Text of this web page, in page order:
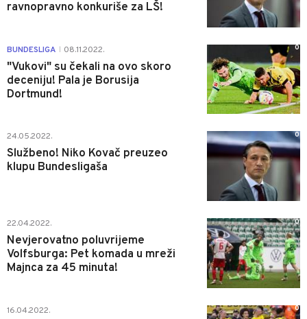
ravnopravno konkuriše za LŠ!
BUNDESLIGA 08.11.2022.
"Vukovi" su čekali na ovo skoro
deceniju! Pala je Borusija
Dortmund!
0
24.05.2022.
Službeno! Niko Kovač preuzeo
klupu Bundesligaša
0
22.04.2022.
Nevjerovatno poluvrijeme
Volfsburga: Pet komada u mreži
Majnca za 45 minuta!
0
16.04.2022. 0